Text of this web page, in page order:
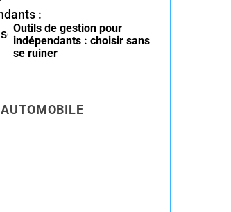
Outils de gestion pour
indépendants : choisir sans
se ruiner
AUTOMOBILE